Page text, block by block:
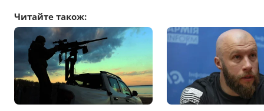
Читайте також: